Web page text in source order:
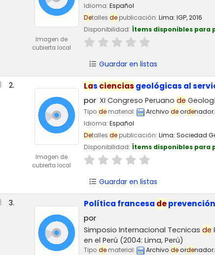
Imagen de
cubierta local
Idioma: Español
Detalles de publicación: Lima: IGP,2016
Disponibilidad: Ítems disponibles para
Guardar en listas
2.
Imagen de
cubierta local
Las ciencias geológicas al
por XI Congreso Peruanode
Tipo dematerial: Archivo deordenador
Idioma: Español
Detalles depublicación: Lima: Sociedad
Disponibilidad: Ítems disponibles para
Guardar en listas
3. Política francesa deprevención
por
Simposio Internacional Tecnicas de
en el Perú (2004: Lima, Perú)
Tipo de material: Archivo deordenador